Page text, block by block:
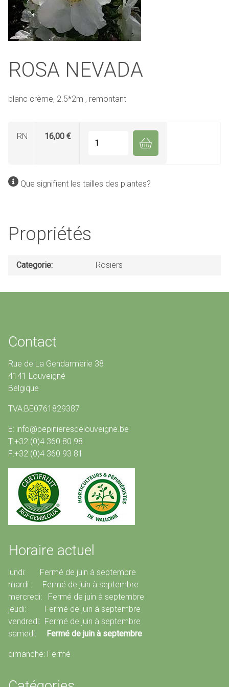
ROSA NEVADA
blanc crème, 2.5*2m , remontant
RN 16,00 €
Que signifient les tailles des plantes?
Propriétés
Categorie Rosiers
Contact
Rue de La Gendarmerie 38
4141 Louveigné
Belgique
TVA:BE0761829387
E: info@pepinieresdelouveigne.be
T:+32 (0)4 360 80 98
F:+32 (0)4 360 93 81
Horaire actuel
lundi: Fermé de juin à septembre
mardi : Fermé de juin à septembre
mercredi: Fermé de juin à septembre
jeudi: Fermé de juin à septembre
vendredi: Fermé de juin à septembre
samedi:
Fermé de juin à septembre
dimanche: Fermé